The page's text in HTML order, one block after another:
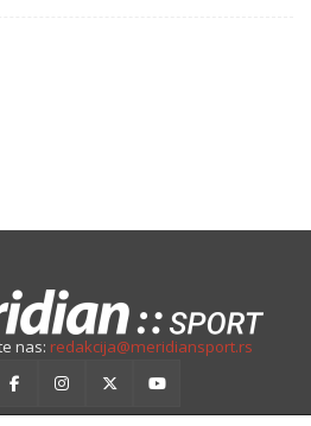
nas: redakcija@meridiansport.rs